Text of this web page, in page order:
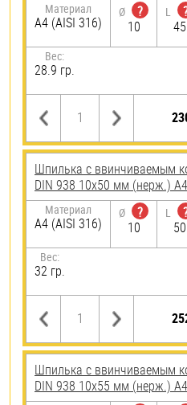
Материал
A4 (AISI 316)
Ø
?
10
L
45
Вес:
28.9 гр.
Шпилька c ввинчиваемым
DIN 938 10х50 мм (нерж.)
Материал
A4 (AISI 316)
Ø
?
10
L
50
Вес:
32 гр.
Шпилька c ввинчиваемым
DIN 938 10х55 мм (нерж.)